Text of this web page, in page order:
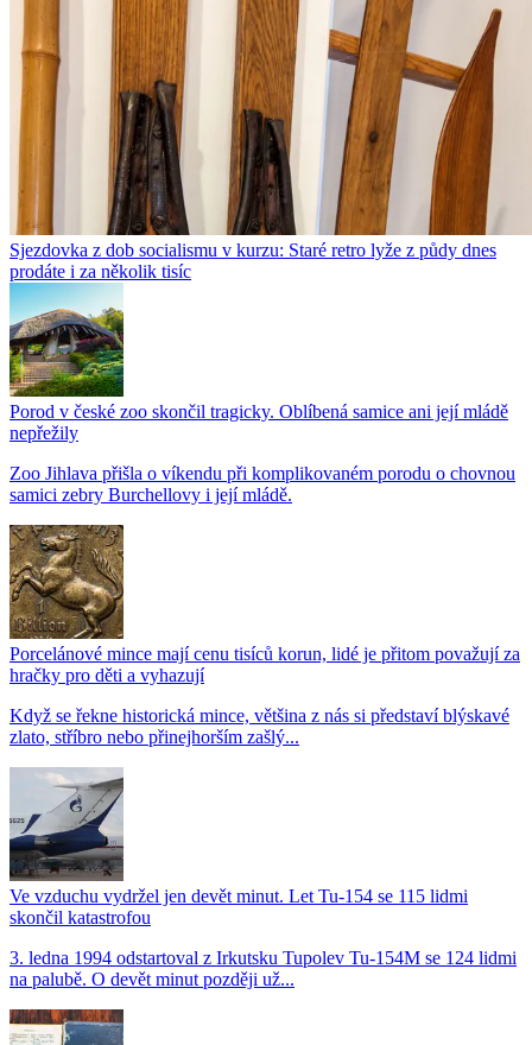
Sjezdovka z dob socialismu v kurzu: Staré retro lyže z půdy dnes
prodáte i za několik tisíc
Porod v české zoo skončil tragicky. Oblíbená samice ani její mládě
nepřežily
Zoo Jihlava přišla o víkendu při komplikovaném porodu o chovnou
samici zebry Burchellovy i její mládě.
Porcelánové mince mají cenu tisíců korun, lidé je přitom považují za
hračky pro děti a vyhazují
Když se řekne historická mince, většina z nás si představí blýskavé
zlato, stříbro nebo přinejhorším zašlý...
Ve vzduchu vydržel jen devět minut. Let Tu-154 se 115 lidmi
skončil katastrofou
3. ledna 1994 odstartoval z Irkutsku Tupolev Tu-154M se 124 lidmi
na palubě. O devět minut později už...